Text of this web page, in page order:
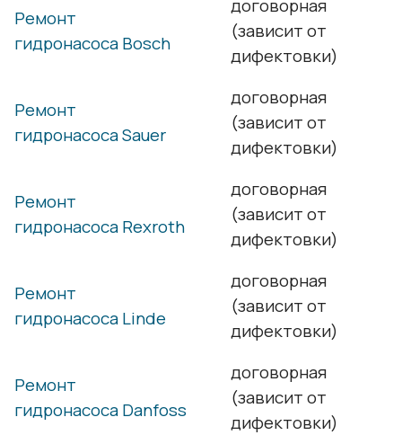
Ремонт
гидронасоса Bosch
договорная
(зависит от
дифектовки)
Ремонт
гидронасоса Sauer
договорная
(зависит от
дифектовки)
Ремонт
гидронасоса Rexroth
договорная
(зависит от
дифектовки)
Ремонт
гидронасоса Linde
договорная
(зависит от
дифектовки)
Ремонт
гидронасоса Danfoss
договорная
(зависит от
дифектовки)